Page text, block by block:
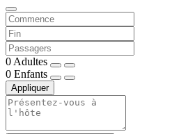
0 Adultes
0 Enfants
Appliquer